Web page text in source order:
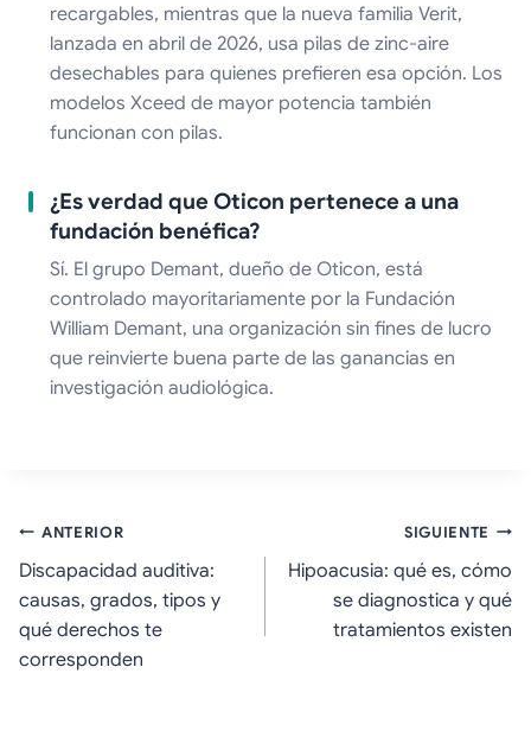
recargables, mientras que la nueva familia Verit,
lanzada en abril de 2026, usa pilas de zinc-aire
desechables para quienes prefieren esa opción. Los
modelos Xceed de mayor potencia también
funcionan con pilas.
¿Es verdad que Oticon pertenece a una
fundación benéfica?
Sí. El grupo Demant, dueño de Oticon, está
controlado mayoritariamente por la Fundación
William Demant, una organización sin fines de lucro
que reinvierte buena parte de las ganancias en
investigación audiológica.
Navegación
de
entradas
ANTERIOR
Discapacidad auditiva:
causas, grados, tipos y
qué derechos te
corresponden
SIGUIENTE
Hipoacusia: qué es, cómo
se diagnostica y qué
tratamientos existen